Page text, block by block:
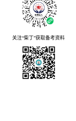
关注“柴丁”获取备考资料